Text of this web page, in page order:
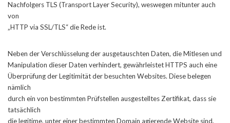
Nachfolgers TLS (Transport Layer Security), weswegen mitunter auch
von
„HTTP via SSL/TLS“ die Rede ist.
Neben der Verschlüsselung der ausgetauschten Daten, die Mitlesen und
Manipulation dieser Daten verhindert, gewährleistet HTTPS auch eine
Überprüfung der Legitimität der besuchten Websites. Diese belegen
nämlich
durch ein von bestimmten Prüfstellen ausgestelltes Zertifikat, dass sie
tatsächlich
die legitime, unter einer bestimmten Domain agierende Website sind,